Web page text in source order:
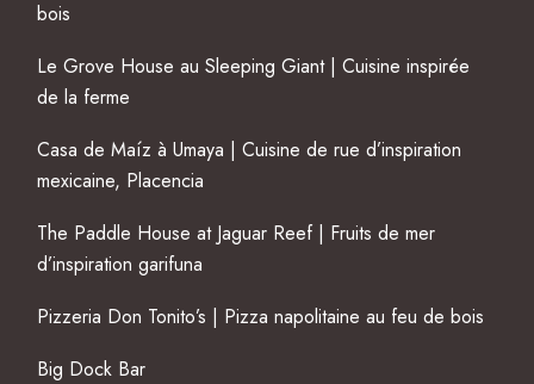
bois
Le Grove House au Sleeping Giant | Cuisine inspirée
de la ferme
Casa de Maíz à Umaya | Cuisine de rue d’inspiration
mexicaine, Placencia
The Paddle House at Jaguar Reef | Fruits de mer
d’inspiration garifuna
Pizzeria Don Tonito’s | Pizza napolitaine au feu de bois
Big Dock Bar